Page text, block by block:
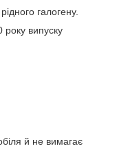
галогену.
випуску
й не вимагає